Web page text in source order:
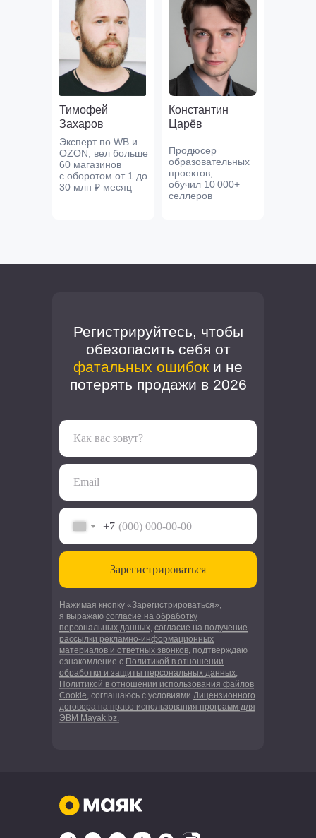
Эксперт по WB и
OZON, вел больше
60 магазинов
с оборотом от 1 до
30 млн ₽ месяц
Продюсер
образовательных
проектов,
обучил 10 000+
селлеров
Константин
Царёв
Тимофей
Захаров
Регистрируйтесь, чтобы
обезопасить себя от
фатальных ошибок и не
потерять продажи в 2026
Как вас зовут?
Email
+7
Зарегистрироваться
Нажимая кнопку «Зарегистрироваться»,
я выражаю согласие на обработку
персональных данных, согласие на получение
рассылки рекламно-информационных
материалов и ответных звонков, подтверждаю
ознакомление с Политикой в отношении
обработки и защиты персональных данных,
Политикой в отношении использования файлов
Cookie, соглашаюсь с условиями Лицензионного
договора на право использования программ для
ЭВМ Mayak.bz.